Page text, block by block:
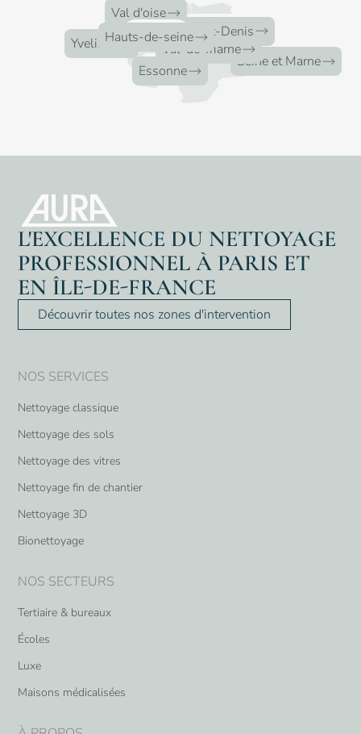
11clients
Essonne
6 clients
Seine et Marne
39 clients
Val-de-marne
16 clients
Seine-Saint-Denis
2 clients
Val d'oise
17clients
Yvelines
33 clients
Hauts-de-seine
L'EXCELLENCE DU NETTOYAGE
PROFESSIONNEL À PARIS ET
EN ÎLE-DE-FRANCE
Découvrir toutes nos zones d'intervention
NOS SERVICES
Nettoyage classique
Nettoyage des sols
Nettoyage des vitres
Nettoyage fin de chantier
Nettoyage 3D
Bionettoyage
NOS SECTEURS
Tertiaire & bureaux
Écoles
Luxe
Maisons médicalisées